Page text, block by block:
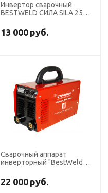
Инвертор сварочный
BESTWELD СИЛА SILA 250-
13 000 руб.
Сварочный аппарат
инверторный "BestWeld
аттестатом НАКС
22 000 руб.